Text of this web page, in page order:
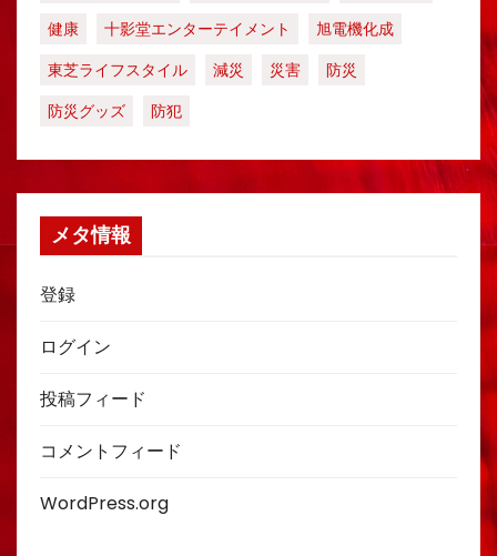
健康
十影堂エンターテイメント
旭電機化成
東芝ライフスタイル
減災 災害
防災
防災グッズ
防犯
メタ情報
登録
ログイン
投稿フィード
コメントフィード
WordPress.org